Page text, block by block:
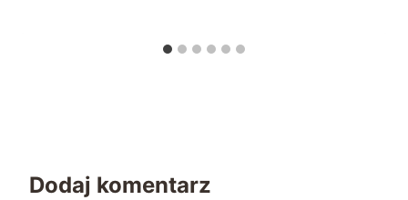
Dodaj komentarz